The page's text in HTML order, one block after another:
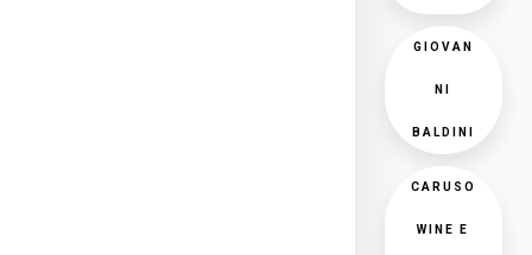
GIOVAN
NI
BALDINI
CARUSO
WINE E